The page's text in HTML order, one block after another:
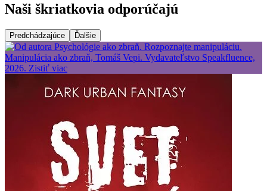
Naši škriatkovia odporúčajú
Predchádzajúce Ďalšie